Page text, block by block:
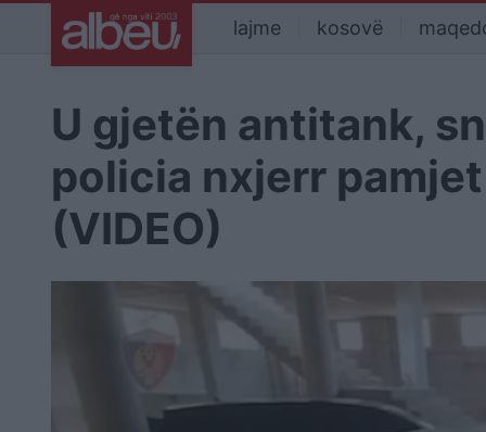
lajme kosovë
U gjetën antitank,
policia nxjerr
(VIDEO)